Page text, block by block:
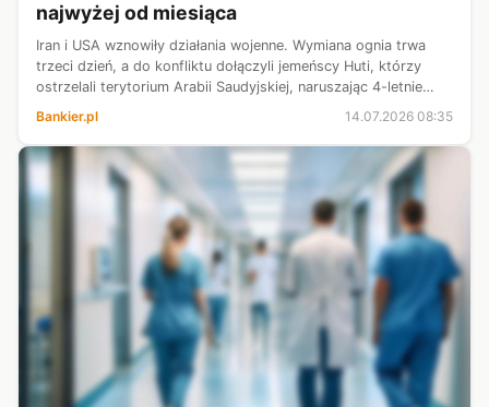
najwyżej od miesiąca
Iran i USA wznowiły działania wojenne. Wymiana ognia trwa
trzeci dzień, a do konfliktu dołączyli jemeńscy Huti, którzy
ostrzelali terytorium Arabii Saudyjskiej, naruszając 4-letnie
zawieszenie broni. Ogień rozlewa się znów po Bliskim
Wschodzie, na co...
Bankier.pl 14.07.2026 08:35